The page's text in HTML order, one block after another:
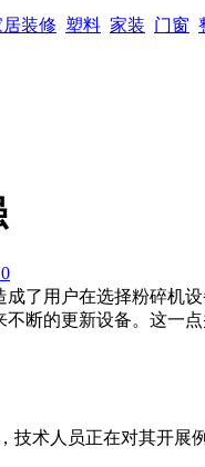
装修 塑料 家装 门窗
了用户在选择粉碎机
断的更新设备。这一
术人员正在对其开展